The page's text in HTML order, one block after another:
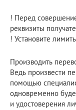
! Перед
реквизиты
! Установите
Производить
Ведь произвести
помощью
одновременно
и удостоверения